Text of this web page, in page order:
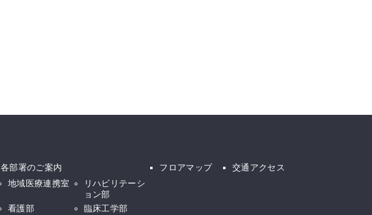
各部署のご案内
地域医療連携室
リハビリテーシ
ョン部
看護部
臨床工学部
フロアマップ 交通アクセス